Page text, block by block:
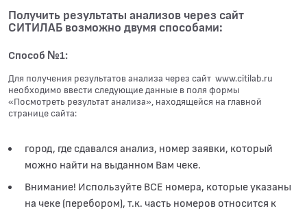
Получить результаты анализов через сайт
СИТИЛАБ возможно двумя способами:
Способ №1:
Для получения результатов анализа через сайт www.citilab.ru
необходимо ввести следующие данные в поля формы
«Посмотреть результат анализа», находящейся на главной
странице сайта:
город, где сдавался анализ, номер заявки, который
можно найти на выданном Вам чеке.
Внимание! Используйте ВСЕ номера, которые указаны
на чеке (перебором), т.к. часть номеров относится к